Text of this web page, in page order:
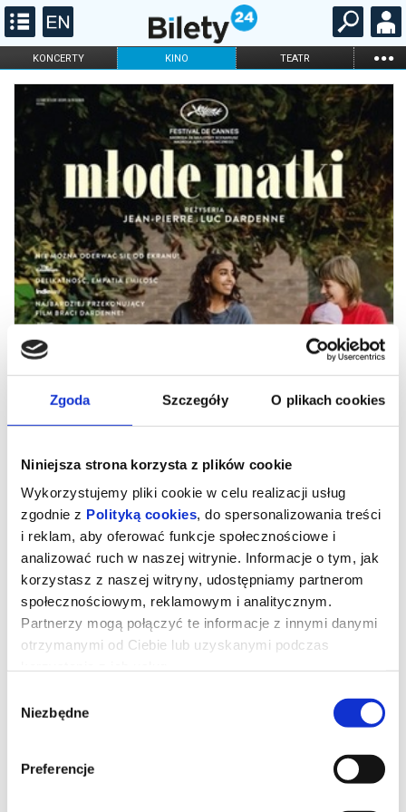
Zgoda Szczegóły O plikach cookies
Niniejsza strona korzysta z plików cookie
Wykorzystujemy pliki cookie w celu realizacji usług
zgodnie z Polityką cookies, do spersonalizowania treści
i reklam, aby oferować funkcje społecznościowe i
analizować ruch w naszej witrynie. Informacje o tym, jak
korzystasz z naszej witryny, udostępniamy partnerom
społecznościowym, reklamowym i analitycznym.
Partnerzy mogą połączyć te informacje z innymi danymi
otrzymanymi od Ciebie lub uzyskanymi podczas
zgody
Niezbędne
Preferencje
KONCERTY KINO TEATR ...
FILHARMONIA OPERA I BALET
STAND-UP
DLA DZIECI
ONLINE KARNETY
marginalizowanych członkach społeczeństwa, szczególnie
ludziach młodych. Bohaterki ich najnowszego filmu, Jessica, Perla,